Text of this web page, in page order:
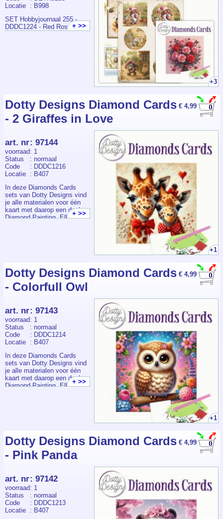
+3
Locatie : B998
SET Hobbyjournaal 255 -
DDDC1224 - Red Roses+ >>
€ 4,99
Dotty Designs Diamond Cards
- 2 Giraffes in Love
+1
art. nr: 97144
voorraad: 1
Status
: normaal
Code
: DDDC1216
Locatie : B407
In deze Diamonds Cards
sets van Dotty Designs vind
je alle materialen voor één
kaart met daarop een deel
Diamond Painting. Elk
+ >>
€ 4,99
Dotty Designs Diamond Cards
- Colorfull Owl
+1
art. nr: 97143
voorraad: 1
Status
: normaal
Code
: DDDC1214
Locatie : B407
In deze Diamonds Cards
sets van Dotty Designs vind
je alle materialen voor één
kaart met daarop een deel
Diamond Painting. Elk
+ >>
€ 4,99
Dotty Designs Diamond Cards
- Pink Panda
art. nr: 97142
voorraad: 1
Status
: normaal
Code
: DDDC1213
Locatie : B407